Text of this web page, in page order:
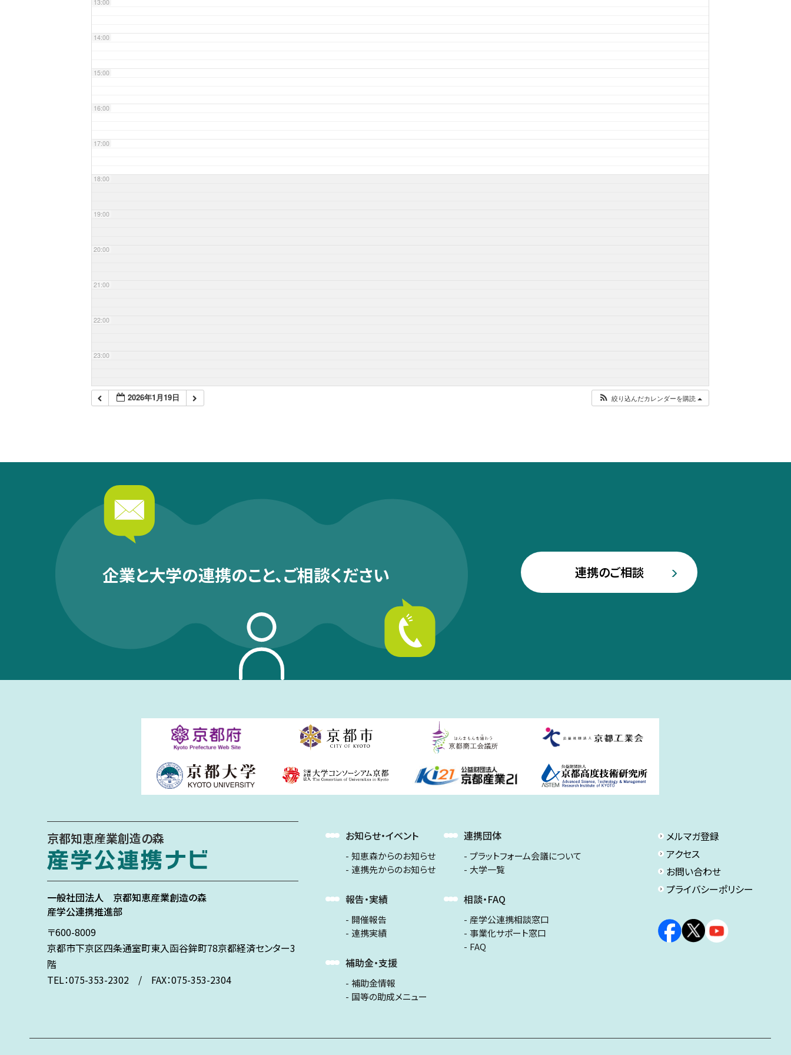
13:00
14:00
15:00
16:00
17:00
18:00
19:00
20:00
21:00
22:00
23:00
2026年1月19日 絞り込んだカレンダーを購読
企業と大学の連携のこと、ご相談ください 連携のご相談
京都知恵産業創造の森
一般社団法人 京都知恵産業創造の森
産学公連携推進部
〒600-8009
京都市下京区四条通室町東入函谷鉾町78京都経済センター3
階
TEL：075-353-2302 / FAX：075-353-2304
お知らせ・イベント
知恵森からのお知らせ
連携先からのお知らせ
報告・実績
開催報告
連携実績
補助金・支援
補助金情報
国等の助成メニュー
連携団体
プラットフォーム会議について
大学一覧
相談・FAQ
産学公連携相談窓口
事業化サポート窓口
FAQ
メルマガ登録
アクセス
お問い合わせ
プライバシーポリシー